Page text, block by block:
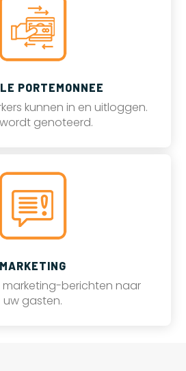
PORTEMONNEE
kunnen in en uitloggen.
genoteerd.
MARKETING
marketing-berichten naar
uw gasten.